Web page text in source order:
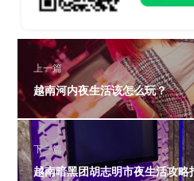
上一篇
越南河内夜生活该怎么玩？
下一篇
越南暗黑团胡志明市夜生活攻